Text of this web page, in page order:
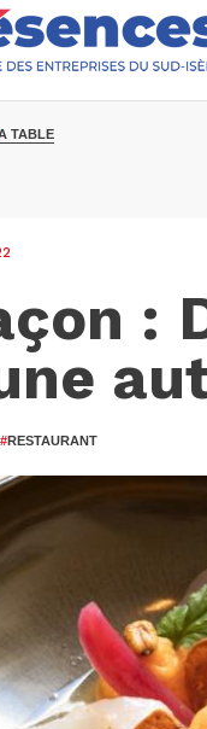
TABLE
:
#RESTAURANT